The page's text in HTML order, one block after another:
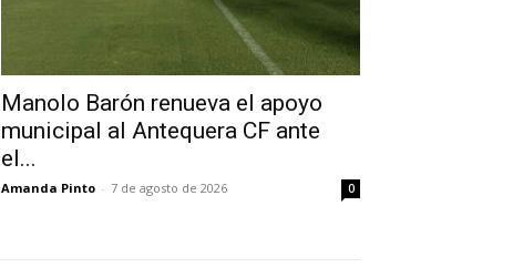
Manolo Barón renueva el apoyo
municipal al Antequera CF ante
el...
Amanda Pinto - 7 de agosto de 2026 0